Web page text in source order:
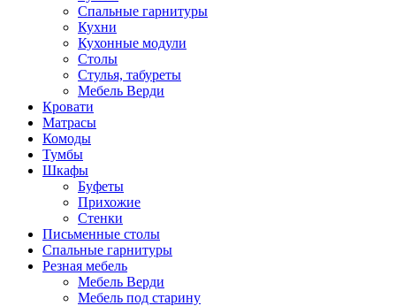
Спальные гарнитуры
Кухни
Кухонные модули
Столы
Стулья, табуреты
Мебель Верди
Кровати
Матрасы
Комоды
Тумбы
Шкафы
Буфеты
Прихожие
Стенки
Письменные столы
Спальные гарнитуры
Резная мебель
Мебель Верди
Мебель под старину